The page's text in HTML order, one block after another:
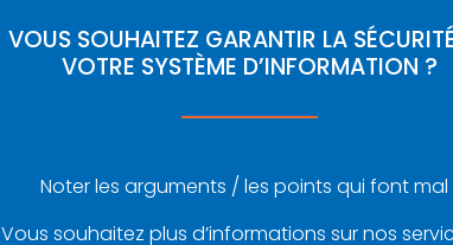
VOUS SOUHAITEZ GARANTIR LA
VOTRE SYSTÈME D’INFORMATION ?
Noter les arguments / les points qui font mal
Vous souhaitez plus d’informations sur nos